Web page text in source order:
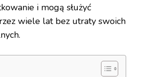
i mogą służyć
wiele lat bez utraty swoich